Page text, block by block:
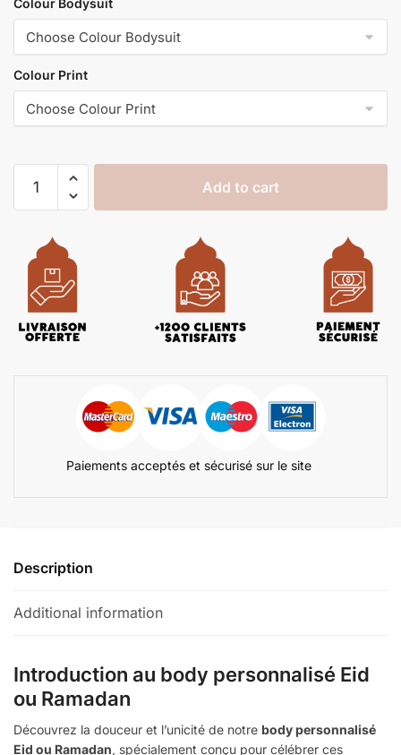
Colour Print
Add to cart
Paiements acceptés et sécurisé sur le site
Description
Additional information
Introduction au body personnalisé Eid
ou Ramadan
Découvrez la douceur et l’unicité de notre body personnalisé
Eid ou Ramadan, spécialement conçu pour célébrer ces